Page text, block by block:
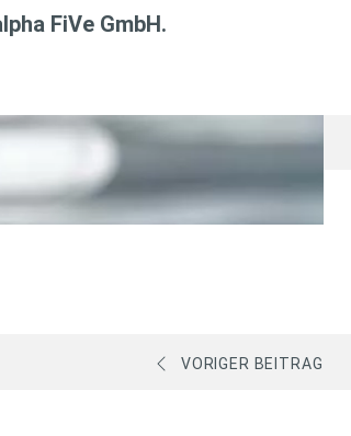
FiVe GmbH.
VORIGER BEITRAG